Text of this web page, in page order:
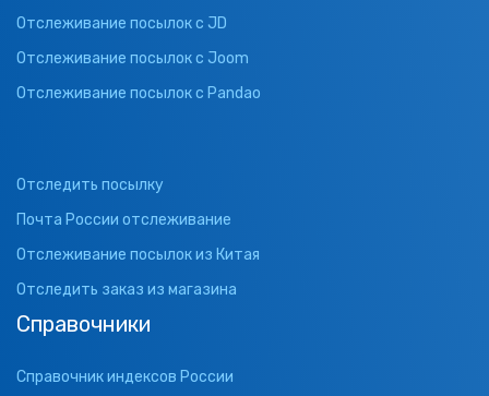
Отслеживание посылок с JD
Отслеживание посылок с Joom
Отслеживание посылок с Pandao
Отследить посылку
Почта России отслеживание
Отслеживание посылок из Китая
Отследить заказ из магазина
Справочники
Справочник индексов России